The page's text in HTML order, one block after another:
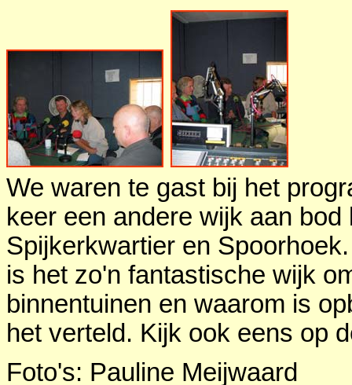
We waren te gast bij het
keer een andere wijk aan
Spijkerkwartier en
is het zo'n fantastische wijk
binnentuinen en waarom is
het verteld. Kijk ook eens op
Foto's: Pauline Meijwaard